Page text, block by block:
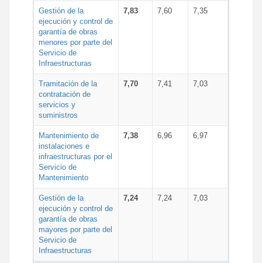
Gestión de la
ejecución y control de
garantía de obras
menores por parte del
Servicio de
Infraestructuras
7,83 7,60 7,35
Tramitación de la
contratación de
servicios y
suministros
7,70 7,41 7,03
Mantenimiento de
instalaciones e
infraestructuras por el
Servicio de
Mantenimiento
7,38 6,96 6,97
Gestión de la
ejecución y control de
garantía de obras
mayores por parte del
Servicio de
Infraestructuras
7,24 7,24 7,03